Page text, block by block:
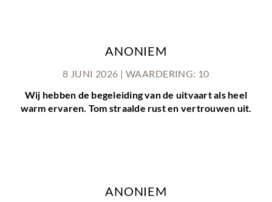
ANONIEM
8 JUNI 2026 | WAARDERING: 10
Wij hebben de begeleiding van de uitvaart als heel
warm ervaren. Tom straalde rust en vertrouwen uit.
ANONIEM